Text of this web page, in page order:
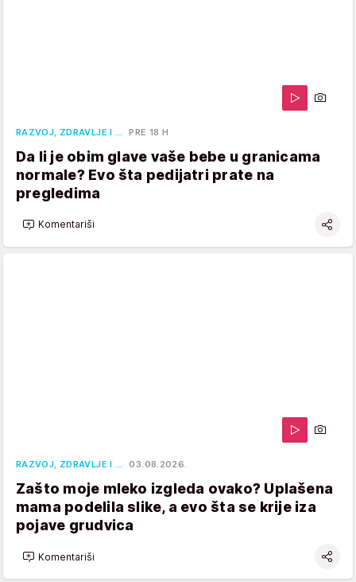
RAZVOJ, ZDRAVLJE I … PRE 18 H
Da li je obim glave vaše bebe u granicama
normale? Evo šta pedijatri prate na
pregledima
Komentariši
RAZVOJ, ZDRAVLJE I … 03.08.2026.
Zašto moje mleko izgleda ovako? Uplašena
mama podelila slike, a evo šta se krije iza
pojave grudvica
Komentariši